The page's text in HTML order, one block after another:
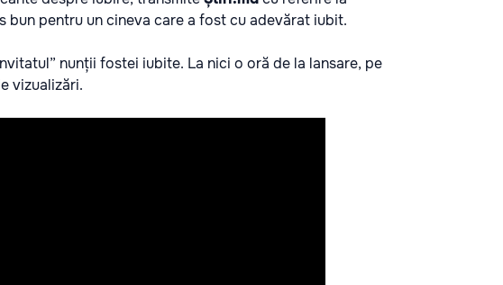
bun pentru un cineva care a fost cu adevărat iubit.
nunții fostei iubite. La nici o oră de la lansare, pe
vizualizări.